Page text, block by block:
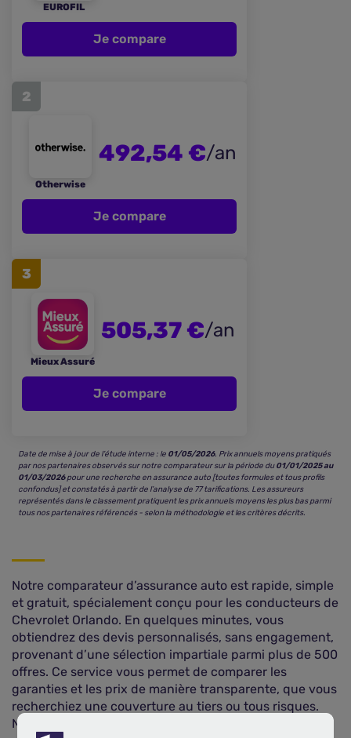
EUROFIL
Je compare
2
Otherwise
492,54 €/an
Je compare
3
Mieux Assuré
505,37 €/an
Je compare
Date de mise à jour de l’étude interne : le 01/05/2026. Prix annuels moyens pratiqués
par nos partenaires observés sur notre comparateur sur la période du01/01/2025 au
01/03/2026pour une recherche en assurance auto [toutes formules et tous profils
confondus] et constatés à partir de l’analyse de 77 tarifications. Les assureurs
représentés dans le classement pratiquent les prix annuels moyens les plus bas parmi
tous nos partenaires référencés - selon la méthodologie et les critères décrits.
Notre comparateur d’assurance auto est rapide, simple
et gratuit, spécialement conçu pour les conducteurs de
Chevrolet Orlando. En quelques minutes, vous
obtiendrez des devis personnalisés, sans engagement,
provenant d’une sélection impartiale parmi plus de 500
offres. Ce service vous permet de comparer les
garanties et les prix de manière transparente, que vous
recherchiez une couverture au tiers ou tous risques.
Notre outil vous aide à faire le meilleur choix, tout en